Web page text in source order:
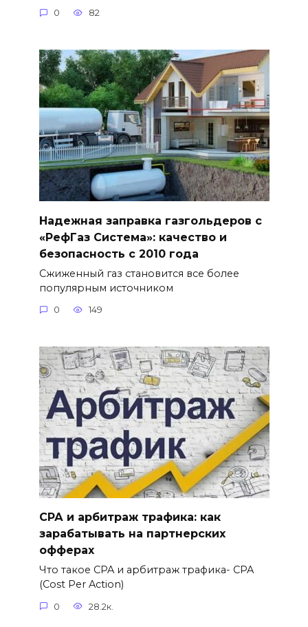
0 82
Надежная заправка газгольдеров с
«РефГаз Система»: качество и
безопасность с 2010 года
Сжиженный газ становится все более
популярным источником
0 149
СРА и арбитраж трафика: как
зарабатывать на партнерских
офферах
Что такое CPA и арбитраж трафика- CPA
(Cost Per Action)
0 28.2к.